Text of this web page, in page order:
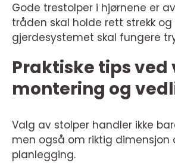
Gode trestolper i hjørnene er
tråden skal holde rett strekk
gjerdesystemet skal fungere
Praktiske tips ved
montering og
Valg av stolper handler ikke
men også om riktig dimensjon
planlegging.